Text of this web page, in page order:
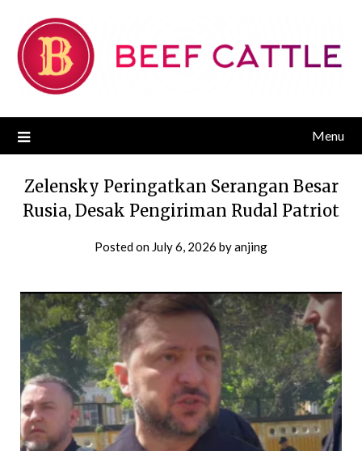
content
Menu
Zelensky Peringatkan Serangan Besar
Rusia, Desak Pengiriman Rudal Patriot
Posted on July 6, 2026 byanjing